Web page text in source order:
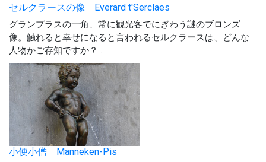
セルクラースの像 Everard t'Serclaes
グランプラスの一角、常に観光客でにぎわう謎のブロンズ
像。触れると幸せになると言われるセルクラースは、どんな
人物かご存知ですか？ ...
小便小僧 Manneken-Pis